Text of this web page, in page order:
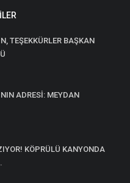
TEŞEKKÜRLER BAŞKAN
ADRESİ: MEYDAN
KÖPRÜLÜ KANYONDA